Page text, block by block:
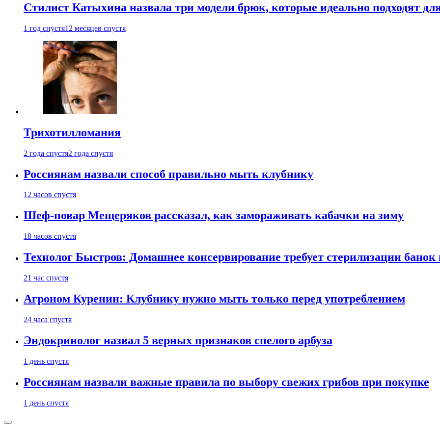
Стилист Катыхина назвала три модели брюк, которые идеально подходят
1 год спустя12 месяцев спустя
Трихотилломания
2 года спустя2 года спустя
Россиянам назвали способ правильно мыть клубнику
12 часов спустя
Шеф-повар Мещеряков рассказал, как замораживать кабачки на зиму
18 часов спустя
Технолог Быстров: Домашнее консервирование требует стерилизации банок
21 час спустя
Агроном Куренин: Клубнику нужно мыть только перед употреблением
24 часа спустя
Эндокринолог назвал 5 верных признаков спелого арбуза
1 день спустя
Россиянам назвали важные правила по выбору свежих грибов при покупке
1 день спустя